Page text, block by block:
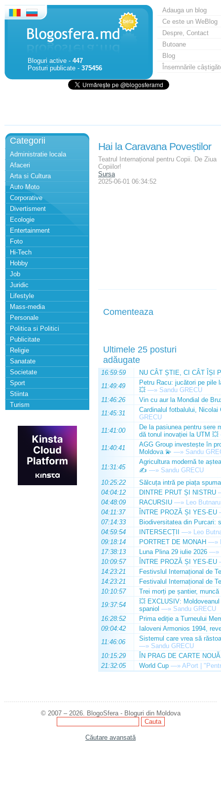
Bloguri active - 447
Posturi publicate - 375456
Adauga un blog
Ce este un WeBlog
Despre, Contact
Butoane
Blog
Însemnările
Categorii
Administratie locala
Afaceri
Arta si Cultura
Auto Moto
Corporative
Divertisment
Ecologie
Entertainment
Foto
Hi-Tech
Hobby
Job
Juridic
Lifestyle
Mass-media
Personale
Politica si Politici
Publicitate
Religie
Sanatate
Societate
Sport
Stiinta
Turism
Hai la Caravana Poveștilor
Teatrul Internațional pentru Copii. De Ziua
Copiilor!
Sursa
2025-06-01 06:34:52
Comenteaza
Ultimele 25 posturi
adăugate
16:59:59
NU CÂT ȘTIE, CI CÂT ÎȘI
11:49:49
Petru Racu: jucători pe pile
💥 —» Sandu GRECU
11:46:26
Vin cu aur la Mondial de
11:45:31
Cardinalul fotbalului,
GRECU
11:41:00
De la pasiunea pentru sere
dă tonul inovației la UTM 💥
11:40:41
AGG Group investește în
Moldova 💫 —» Sandu
11:31:45
Agricultura modernă te
✍️ —» Sandu GRECU
10:25:22
Sălcuța intră pe piața
04:04:12
DINTRE PRUT ȘI NISTRU
04:48:09
RACURSIU —» Leo Butnaru
04:11:37
ÎNTRE PROZĂ ȘI YES-EU
07:14:33
Biodiversitatea din Purcari:
04:59:54
INTERSECȚII —» Leo
09:18:14
PORTRET DE MONAH —»
17:38:13
Luna Plina 29 iulie 2026 —»
10:09:57
ÎNTRE PROZĂ ȘI YES-EU
14:23:21
Festivslul Internațional de
14:23:21
Festivalul Internațional de
10:10:57
Trei morți pe șantier, muncă
19:37:54
💥 EXCLUSIV:
spaniol —» Sandu GRECU
16:28:52
Prima ediție a Turneului
09:04:42
Ialoveni Armonios 1994,
11:46:06
Sistemul care vrea să
—» Sandu GRECU
10:15:29
ÎN PRAG DE CARTE NOUĂ
21:32:05
World Cup —» APort |
© 2007 – 2026. BlogoSfera - Bloguri din Moldova
Căutare avansată